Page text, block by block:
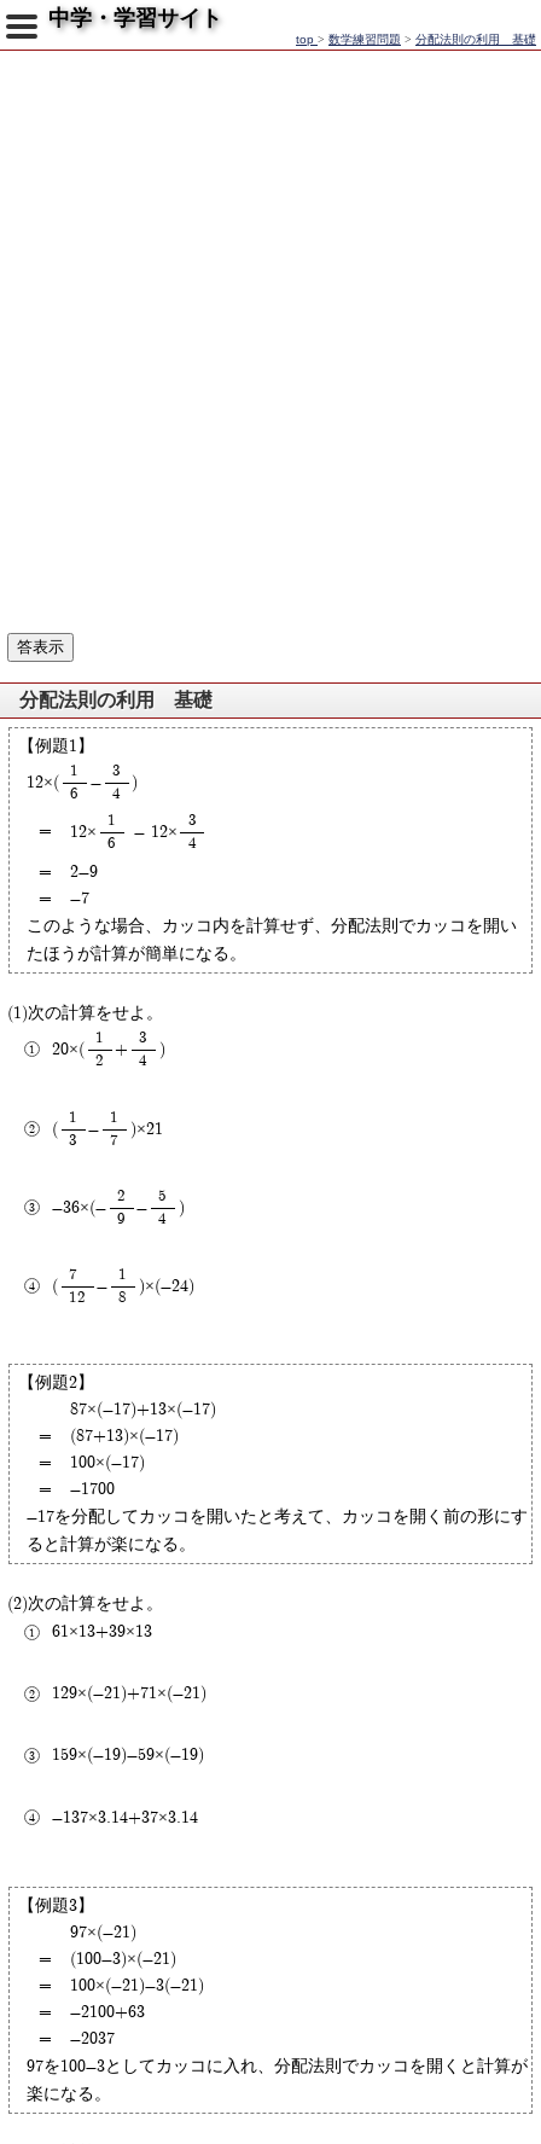
中学・学習サイト
top > 数学練習問題 > 分配法則の利用 基礎
分配法則の利用 基礎
【例題1】
12×(
1
6
-
3
4
)
= 12×
1
6
- 12×
3
4
=
2-9
=
-7
このような場合、カッコ内を計算せず、分配法則でカッコを開い
たほうが計算が簡単になる。
次の計算をせよ。
20×(
1
2
+
3
4
)
(
1
3
-
1
7
)×21
-36×(-
2
9
-
5
4
)
(
7
12
-
1
8
)×(-24)
【例題2】
87×(-17)+13×(-17)
=
(87+13)×(-17)
=
100×(-17)
=
-1700
-17を分配してカッコを開いたと考えて、カッコを開く前の形にす
ると計算が楽になる。
次の計算をせよ。
61×13+39×13
129×(-21)+71×(-21)
159×(-19)-59×(-19)
-137×3.14+37×3.14
【例題3】
97×(-21)
=
(100-3)×(-21)
=
100×(-21)-3(-21)
=
-2100+63
=
-2037
97を100-3としてカッコに入れ、分配法則でカッコを開くと計算が
楽になる。